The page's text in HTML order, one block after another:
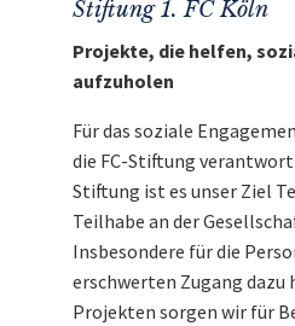
Stiftung 1. FC Köln
Projekte, die helfen,
aufzuholen
Für das soziale
die FC-Stiftung
Stiftung ist es unser Ziel
Teilhabe an der
Insbesondere für die
erschwerten Zugang dazu
Projekten sorgen wir für